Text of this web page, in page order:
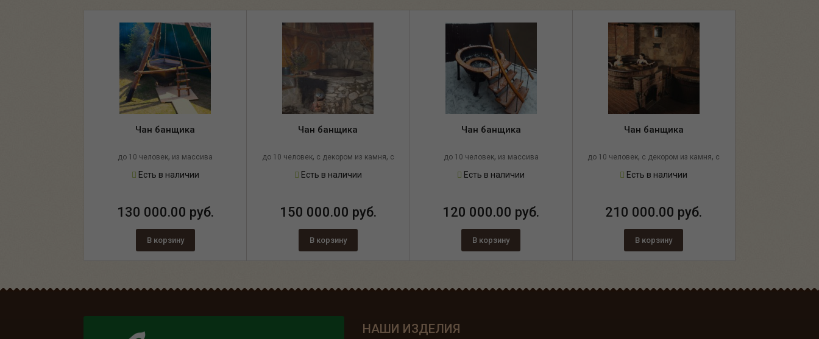
Чан банщика
до 10 человек, из массива
лиственницыЕсть в наличии
130 000.00 руб.
В корзину
Чан банщика
до 10 человек, с декором из камня, с
элементами ковки
Есть в наличии
150 000.00 руб.
В корзину
Чан банщика
до 10 человек, из массива
лиственницы
Есть в наличии
120 000.00 руб.
В корзину
Чан банщика
до 10 человек, с декором из камня, с
элементами ковки
Есть в наличии
210 000.00 руб.
В корзину
НАШИ ИЗДЕЛИЯ